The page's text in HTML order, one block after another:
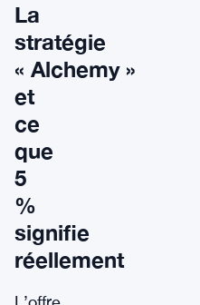
La
stratégie
« Alchemy »
et
ce
que
5
%
signifie
réellement